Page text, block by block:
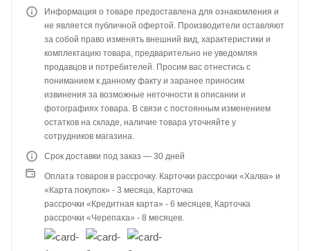
Информация о товаре предоставлена для ознакомления и
не является публичной офертой. Производители оставляют
за собой право изменять внешний вид, характеристики и
комплектацию товара, предварительно не уведомляя
продавцов и потребителей. Просим вас отнестись с
пониманием к данному факту и заранее приносим
извинения за возможные неточности в описании и
фотографиях товара. В связи с постоянным изменением
остатков на складе, наличие товара уточняйте у
сотрудников магазина.
Срок доставки под заказ — 30 дней
Оплата товаров в рассрочку. Карточки рассрочки «Халва» и
«Карта покупок» - 3 месяца, Карточка
рассрочки «Кредитная карта» - 6 месяцев, Карточка
рассрочки «Черепаха» - 8 месяцев.